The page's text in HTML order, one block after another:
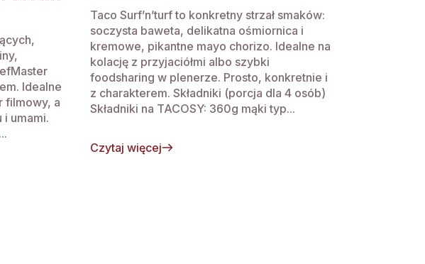
Idealne
filmowy, a
i umami.
Taco Surf’n’turf to konkretny strzał smaków:
soczysta baweta, delikatna ośmiornica i
kremowe, pikantne mayo chorizo. Idealne na
kolację z przyjaciółmi albo szybki
foodsharing w plenerze. Prosto, konkretnie i
z charakterem. Składniki (porcja dla 4 osób)
Składniki na TACOSY: 360g mąki typ...
Czytaj więcej